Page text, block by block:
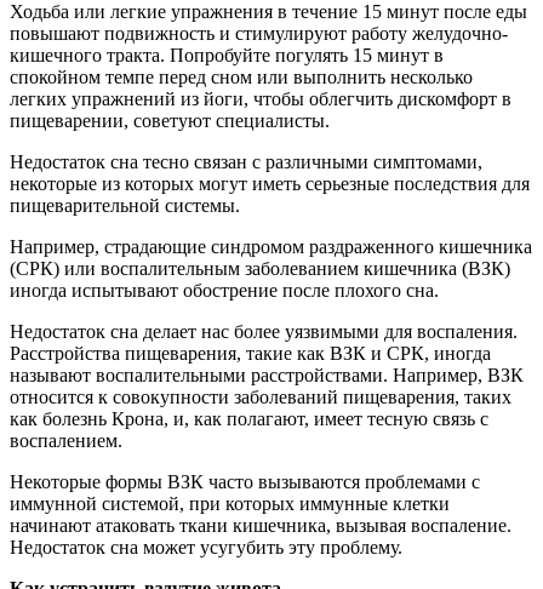
Ходьба или легкие упражнения в течение 15 минут после еды
повышают подвижность и стимулируют работу желудочно-
кишечного тракта. Попробуйте погулять 15 минут в
спокойном темпе перед сном или выполнить несколько
легких упражнений из йоги, чтобы облегчить дискомфорт в
пищеварении, советуют специалисты.
Недостаток сна тесно связан с различными симптомами,
некоторые из которых могут иметь серьезные последствия для
пищеварительной системы.
Например, страдающие синдромом раздраженного кишечника
(СРК) или воспалительным заболеванием кишечника (ВЗК)
иногда испытывают обострение после плохого сна.
Недостаток сна делает нас более уязвимыми для воспаления.
Расстройства пищеварения, такие как ВЗК и СРК, иногда
называют воспалительными расстройствами. Например, ВЗК
относится к совокупности заболеваний пищеварения, таких
как болезнь Крона, и, как полагают, имеет тесную связь с
воспалением.
Некоторые формы ВЗК часто вызываются проблемами с
иммунной системой, при которых иммунные клетки
начинают атаковать ткани кишечника, вызывая воспаление.
Недостаток сна может усугубить эту проблему.